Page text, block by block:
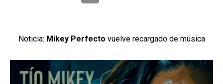
Noticia: Mikey Perfecto vuelve recargado de música